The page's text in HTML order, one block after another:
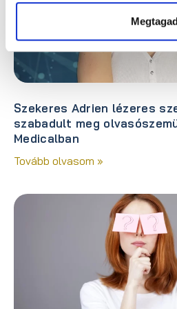
Szekeres Adrien lézeres
szabadult meg
Medicalban
Tovább olvasom »